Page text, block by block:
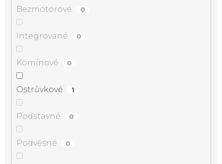
Bezmotorové 0
Integrované 0
Komínové 0
Ostrůvkové 1
Podstavné 0
Podvěsné 0